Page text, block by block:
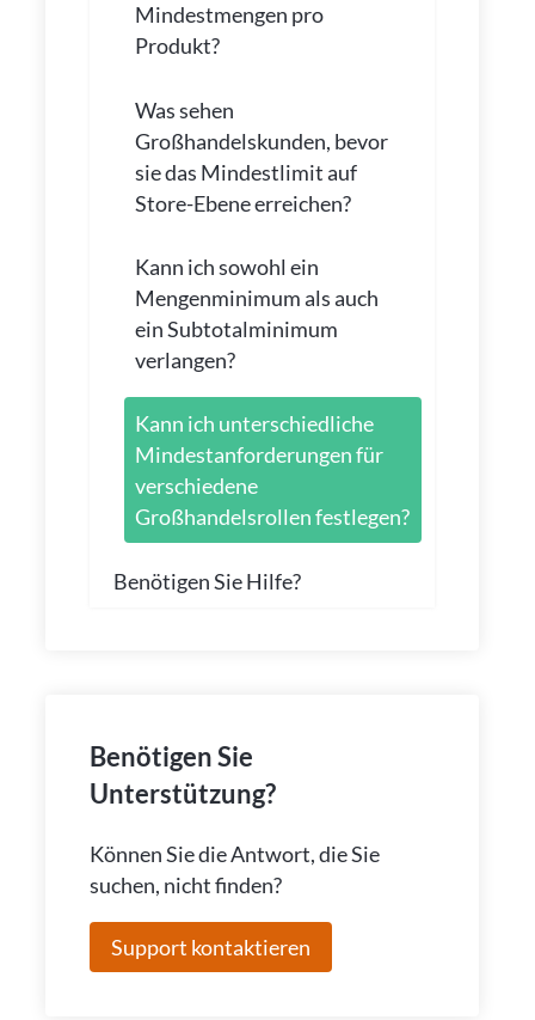
Mindestmengen pro
Produkt?
Was sehen
Großhandelskunden, bevor
sie das Mindestlimit auf
Store-Ebene erreichen?
Kann ich sowohl ein
Mengenminimum als auch
ein Subtotalminimum
verlangen?
Kann ich unterschiedliche
Mindestanforderungen für
verschiedene
Großhandelsrollen festlegen?
Benötigen Sie Hilfe?
Benötigen Sie
Unterstützung?
Können Sie die Antwort, die Sie
suchen, nicht finden?
Support kontaktieren